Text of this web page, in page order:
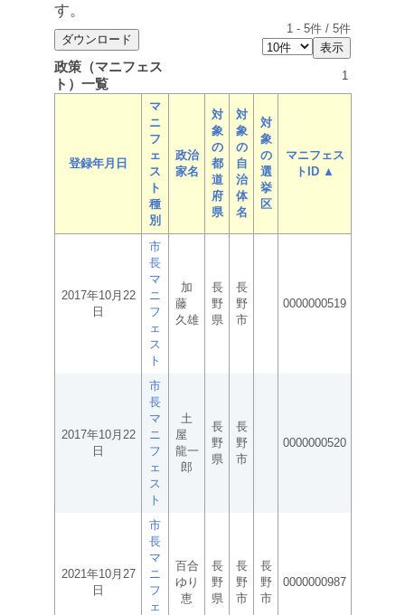
す。
1 - 5件 / 5件
政策（マニフェス
ト）一覧
1
登録年月日
マ
ニ
フ
ェ
ス
ト
種
別
政治
家名
対
象
の
都
道
府
県
対
象
の
自
治
体
名
対
象
の
選
挙
区
マニフェス
トID ▲
2017年10月22
日
市
長
マ
ニ
フ
ェ
ス
ト
加
藤
久雄
長
野
県
長
野
市
0000000519
2017年10月22
日
市
長
マ
ニ
フ
ェ
ス
ト
土
屋
龍一
郎
長
野
県
長
野
市
0000000520
2021年10月27
日
市
長
マ
ニ
フ
ェ
百合
ゆり
恵
長
野
県
長
野
市
長
野
市
0000000987